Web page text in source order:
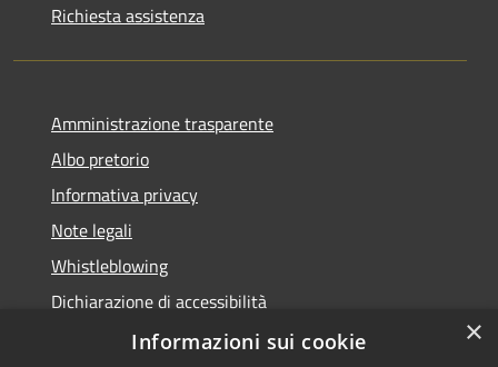
Richiesta assistenza
Amministrazione trasparente
Albo pretorio
Informativa privacy
Note legali
Whistleblowing
Dichiarazione di accessibilità
Obiettivi di accessibilità
×
Informazioni sui cookie